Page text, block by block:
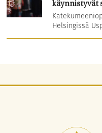
Yhteystiedot
käynnistyvät
Helsingissä